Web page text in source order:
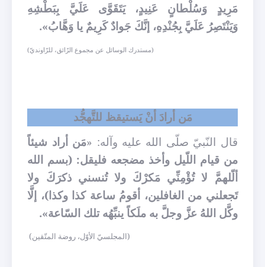
مَرِيدٍ وَسُلْطانٍ عَنِيدٍ، يَتَقَوَّى عَلَيَّ بِبَطْشِهِ
وَيَنْتَصِرُ عَلَيَّ بِجُنْدِهِ، إنَّكَ جَوادٌ كَرِيمٌ يا وَهَّابُ».
(مستدرك الوسائل عن مجموع الرّائق، للرّاونديّ)
مَن أرادَ أنْ يَستيقظ للتَّهجُّد
قال النّبيّ صلّى الله عليه وآله: «مَن أراد شيئاً
من قيام اللّيل وأخذ مضجعه فليقل: (بسم الله
ألّلهمَّ لا تُؤْمِنِّي مَكرْكَ ولا تُنسني ذكرَكَ ولا
تَجعلني من الغافلين، أقومُ ساعة كذا وكذا)، إلَّا
وكَّل اللهُ عزَّ وجلَّ به ملَكاً ينبِّهُه تلك السّاعة».
(المجلسيّ الأوّل، روضة المتّقين)